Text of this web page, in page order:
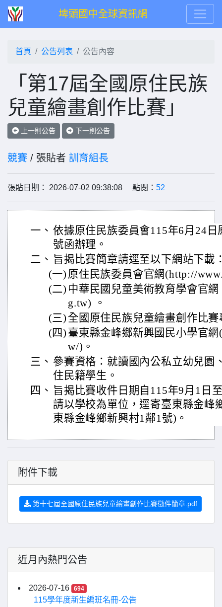
埤頭國中全球資訊網
首頁 公告列表 公告內容
「第17屆全國原住民族
兒童繪畫創作比賽」
上一則公告 下一則公告
競賽 / 張貼者 訓育組長
張貼日期： 2026-07-02 09:38:08 點閱： 52
一、 依據原住民族委員會115年6月24日
號函辦理。
二、 旨揭比賽簡章請逕至以下網站下載
(一) 原住民族委員會官網(http://
(二) 中華民國兒童美術教育學會官
g.tw) 。
(三) 全國原住民族兒童繪畫創作比
(四) 臺東縣金峰鄉新興國民小學官網
w/)。
三、 參賽資格：就讀國內公私立幼兒園
住民籍學生。
四、 旨揭比賽收件日期自115年9月1日
請以學校為單位，逕寄臺東縣金峰
東縣金峰鄉新興村1鄰1號)。
附件下載
第十七屆全國原住民族兒童繪畫創作比賽徵件簡章.pdf
近月內熱門公告
2026-07-16 694
115學年度新生編班名冊-公告